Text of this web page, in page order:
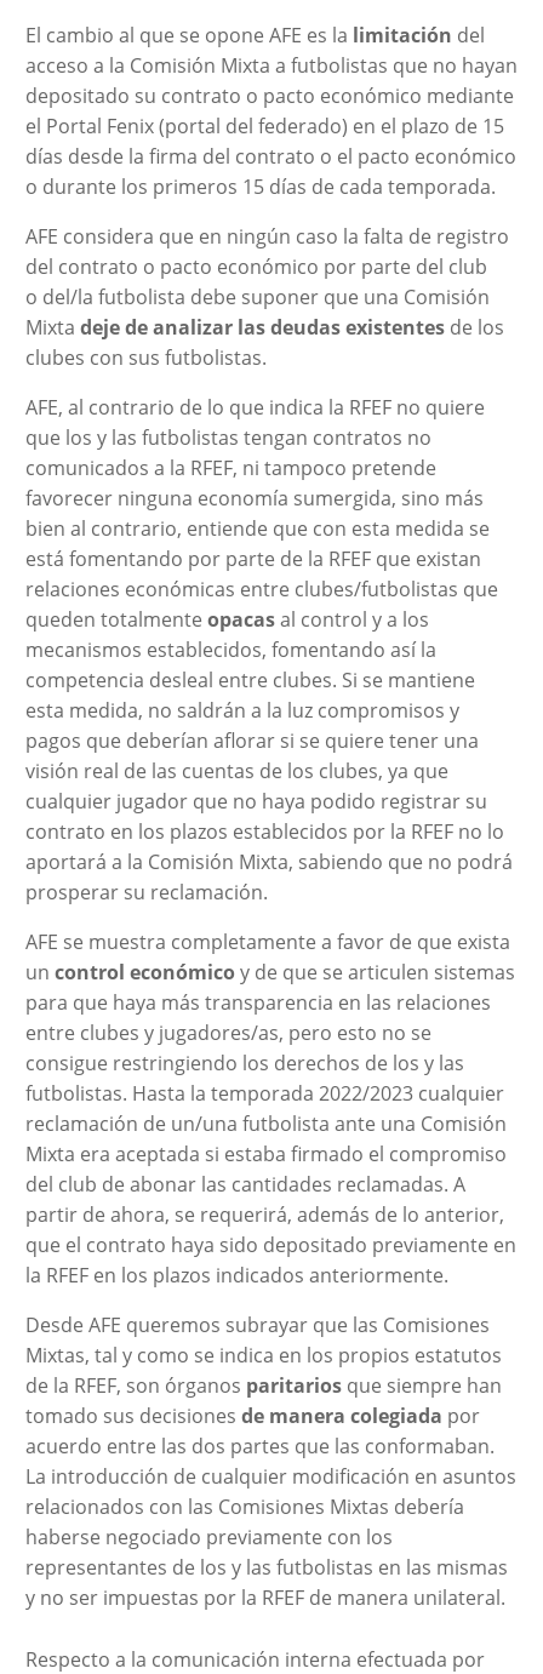
El cambio al que se opone AFE es la limitación del
acceso a la Comisión Mixta a futbolistas que no hayan
depositado su contrato o pacto económico mediante
el Portal Fenix (portal del federado) en el plazo de 15
días desde la firma del contrato o el pacto económico
o durante los primeros 15 días de cada temporada.
AFE considera que en ningún caso la falta de registro
del contrato o pacto económico por parte del club
o del/la futbolista debe suponer que una Comisión
Mixta deje de analizar las deudas existentesde los
clubes con sus futbolistas.
AFE, al contrario de lo que indica la RFEF no quiere
que los y las futbolistas tengan contratos no
comunicados a la RFEF, ni tampoco pretende
favorecer ninguna economía sumergida, sino más
bien al contrario, entiende que con esta medida se
está fomentando por parte de la RFEF que existan
relaciones económicas entre clubes/futbolistas que
queden totalmente opacasal control y a los
mecanismos establecidos, fomentando así la
competencia desleal entre clubes. Si se mantiene
esta medida, no saldrán a la luz compromisos y
pagos que deberían aflorar si se quiere tener una
visión real de las cuentas de los clubes, ya que
cualquier jugador que no haya podido registrar su
contrato en los plazos establecidos por la RFEF no lo
aportará a la Comisión Mixta, sabiendo que no podrá
prosperar su reclamación.
AFE se muestra completamente a favor de que exista
un control económicoy de que se articulen sistemas
para que haya más transparencia en las relaciones
entre clubes y jugadores/as, pero esto no se
consigue restringiendo los derechos de los y las
futbolistas. Hasta la temporada 2022/2023 cualquier
reclamación de un/una futbolista ante una Comisión
Mixta era aceptada si estaba firmado el compromiso
del club de abonar las cantidades reclamadas. A
partir de ahora, se requerirá, además de lo anterior,
que el contrato haya sido depositado previamente en
la RFEF en los plazos indicados anteriormente.
Desde AFE queremos subrayar que las Comisiones
Mixtas, tal y como se indica en los propios estatutos
de la RFEF, son órganos paritarios que siempre han
tomado sus decisiones de manera colegiada por
acuerdo entre las dos partes que las conformaban.
La introducción de cualquier modificación en asuntos
relacionados con las Comisiones Mixtas debería
haberse negociado previamente con los
representantes de los y las futbolistas en las mismas
y no ser impuestas por la RFEF de manera unilateral.
Respecto a la comunicación interna efectuada por